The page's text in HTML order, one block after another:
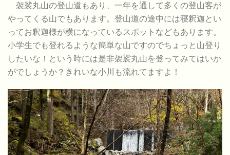
袈裟丸山の登山道もあり、一年を通して多くの登山客が
やってくる山でもあります。登山道の途中には寝釈迦とい
ってお釈迦様が横になっているスポットなどもあります。
小学生でも登れるような簡単な山ですのでちょっと山登り
したいな！という時には是非袈裟丸山を登ってみてはいか
がでしょうか？きれいな小川も流れてますよ！